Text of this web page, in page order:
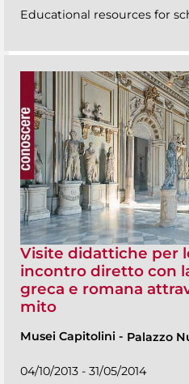
Educational resources for
Visite didattiche per
incontro diretto con
greca e romana
mito
Musei Capitolini - Palazzo
04/10/2013 - 31/05/2014